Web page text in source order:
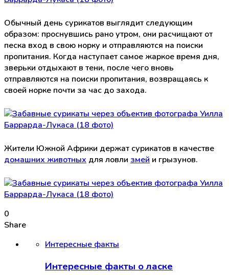
Обычный день сурикатов выглядит следующим
образом: проснувшись рано утром, они расчищают от
песка вход в свою норку и отправляются на поиски
пропитания. Когда наступает самое жаркое время дня,
зверьки отдыхают в тени, после чего вновь
отправляются на поиски пропитания, возвращаясь к
своей норке почти за час до захода.
Жители Южной Африки держат сурикатов в качестве
домашних животных для ловли змей и грызунов.
0
Share
Интересные факты
Интересные факты о ласке